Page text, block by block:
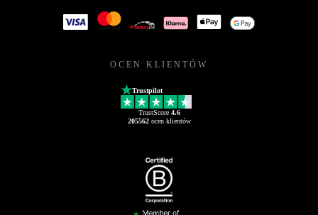
OCEN KLIENTÓW
Trustpilot
TrustScore 4.6
205562ocen klientów